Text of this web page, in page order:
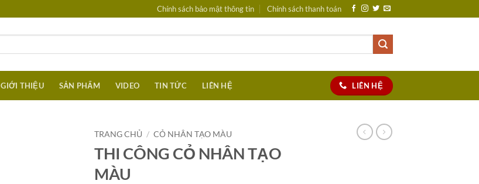
Chính sách bảo mật thông tin Chính sách thanh toán
GIỚI THIỆU SẢN PHẨM VIDEO TIN TỨC LIÊN HỆ LIÊN HỆ
TRANG CHỦ / CỎ NHÂN TẠO MÀU
THI CÔNG CỎ NHÂN TẠO
MÀU